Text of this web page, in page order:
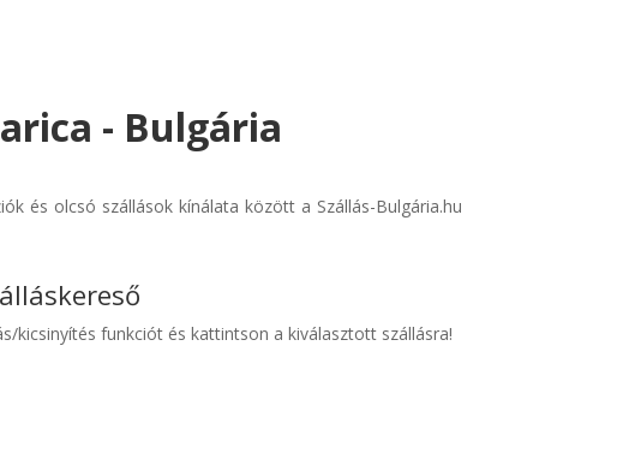
- Bulgária
és olcsó szállások kínálata között a Szállás-Bulgária.hu
kicsinyítés funkciót és kattintson a kiválasztott szállásra!